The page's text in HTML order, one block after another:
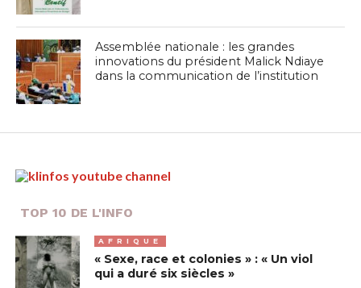
Assemblée nationale : les grandes
innovations du président Malick Ndiaye
dans la communication de l’institution
TOP 10 DE L'INFO
AFRIQUE
« Sexe, race et colonies » : « Un viol
qui a duré six siècles »